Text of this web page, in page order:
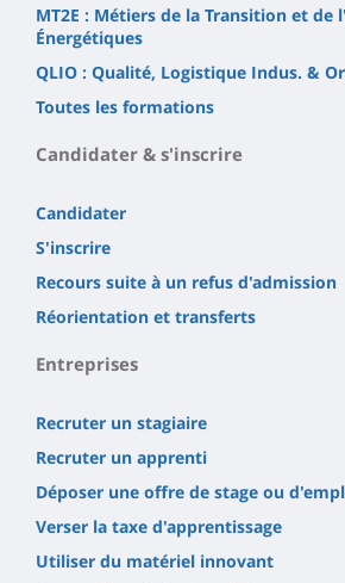
MT2E : Métiers de la Transition et de
Énergétiques
QLIO : Qualité, Logistique Indus. &
Toutes les formations
Candidater & s'inscrire
Candidater
S'inscrire
Recours suite à un refus d'admission
Réorientation et transferts
Entreprises
Recruter un stagiaire
Recruter un apprenti
Déposer une offre de stage ou
Verser la taxe d'apprentissage
Utiliser du matériel innovant